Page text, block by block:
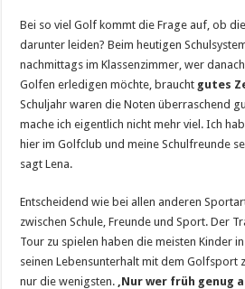
Bei so viel Golf kommt die Frage auf, ob
darunter leiden? Beim heutigen
nachmittags im Klassenzimmer, wer
Golfen erledigen möchte, braucht gutes
Schuljahr waren die Noten überraschend
mache ich eigentlich nicht mehr viel. Ich
hier im Golfclub und meine Schulfreunde
sagt Lena.
Entscheidend wie bei allen anderen
zwischen Schule, Freunde und Sport. Der
Tour zu spielen haben die meisten Kinder
seinen Lebensunterhalt mit dem Golfsport
nur die wenigsten. ‚Nur wer früh genug